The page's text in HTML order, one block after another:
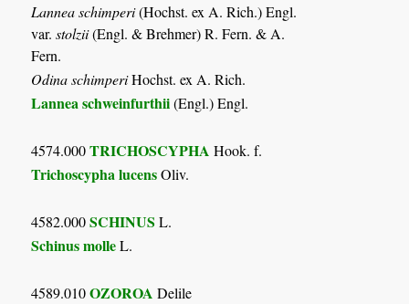
Lannea schimperi(Hochst. ex A. Rich.) Engl.
var.stolzii(Engl. & Brehmer) R. Fern. & A.
Fern.
Odina schimperiHochst. ex A. Rich.
Lannea schweinfurthii(Engl.) Engl.
4574.000TRICHOSCYPHA Hook. f.
Trichoscypha lucensOliv.
4582.000SCHINUS L.
Schinus molleL.
4589.010OZOROA Delile